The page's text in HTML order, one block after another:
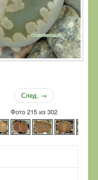
След. →
Фото 215 из 302